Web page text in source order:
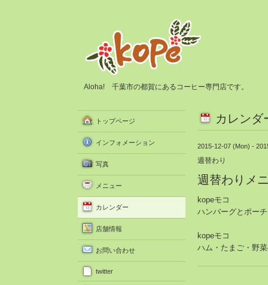
Aloha! 千葉市の都賀にあるコーヒー専門店です。
カレンダ
2015-12-07 (Mon) -
週替わり
週替わりメ
kopeモコ
ハンバーグとポー
kopeモコ
ハム・たまご・野
トップページ
インフォメーション
写真
メニュー
カレンダー
店舗情報
お問い合わせ
twitter